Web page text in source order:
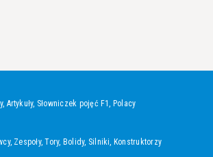
, Artykuły, Słowniczek pojęć F1, Polacy
, Zespoły,Tory, Bolidy, Silniki, Konstruktorzy